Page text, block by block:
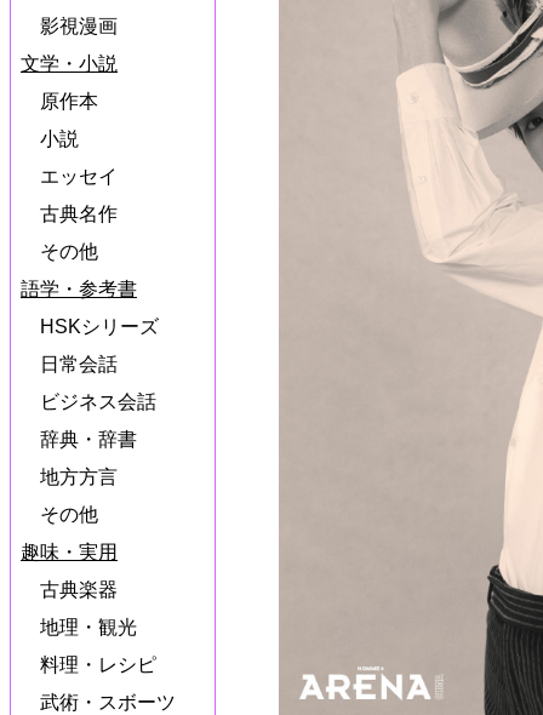
影視漫画
文学・小説
原作本
小説
エッセイ
古典名作
その他
語学・参考書
HSKシリーズ
日常会話
ビジネス会話
辞典・辞書
地方方言
その他
趣味・実用
古典楽器
地理・観光
料理・レシピ
武術・スボーツ